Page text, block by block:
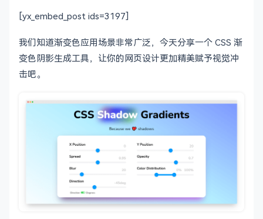
[yx_embed_post ids=3197]
我们知道渐变色应用场景非常广泛，今天分享一个 CSS 渐
变色阴影生成工具，让你的网页设计更加精美赋予视觉冲
击吧。